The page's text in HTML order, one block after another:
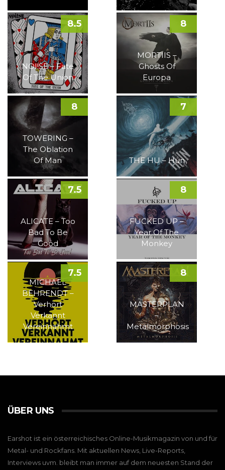
NOI!SE – Fate
Of The Union
8.5
MORTIIS –
Ghosts Of
Europa
8
TOWERING –
The Oblation
Of Man
8
THE HU – Hun
7
ALICATE – Too
Bad To Be
Good
7.5
FUCKED UP –
Year Of The
Monkey
8
MICHAEL
BEHRENDT –
Verhört
Verkannt
Vereinnahmt
7.5
MASTERPLAN
–
Metalmorphosis
8
ÜBER UNS
Earshot ist ein österreichisches Online-Musikmagazin von und für
Metal- und Rockfans. Mit aktuellen News, Live-Reports,
Interviews uvm. bleibt man immer auf dem neuesten Stand der